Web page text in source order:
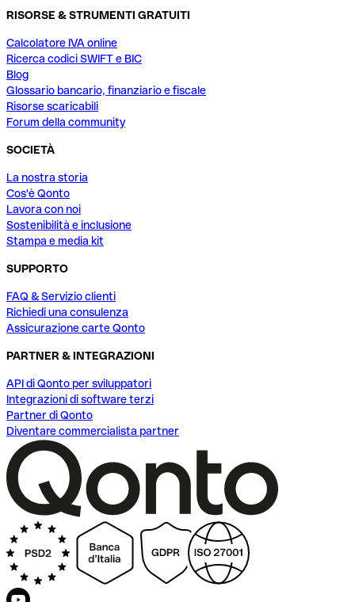
RISORSE & STRUMENTI GRATUITI
Calcolatore IVA online
Ricerca codici SWIFT e BIC
Blog
Glossario bancario, finanziario e fiscale
Risorse scaricabili
Forum della community
SOCIETÀ
La nostra storia
Cos'è Qonto
Lavora con noi
Sostenibilità e inclusione
Stampa e media kit
SUPPORTO
FAQ & Servizio clienti
Richiedi una consulenza
Assicurazione carte Qonto
PARTNER & INTEGRAZIONI
API di Qonto per sviluppatori
Integrazioni di software terzi
Partner di Qonto
Diventare commercialista partner